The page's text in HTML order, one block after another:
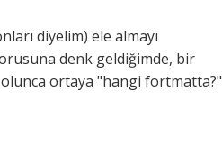
diyelim) ele almayı
denk geldiğimde, bir
ortaya "hangi fortmatta?"